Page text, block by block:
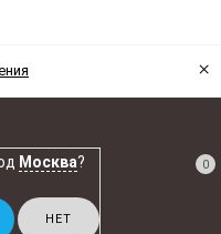
×
Москва? 0